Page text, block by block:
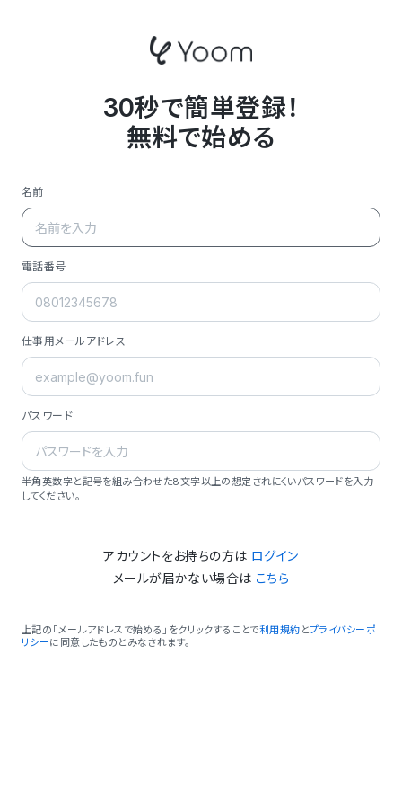
30秒で簡単登録！
無料で始める
名前
電話番号
仕事用メールアドレス
パスワード
半角英数字と記号を組み合わせた8文字以上の想定されにくいパスワードを入力
してください。
アカウントをお持ちの方は ログイン
メールが届かない場合は こちら
上記の「メールアドレスで始める」をクリックすることで利用規約 とプライバシーポ
リシーに同意したものとみなされます。